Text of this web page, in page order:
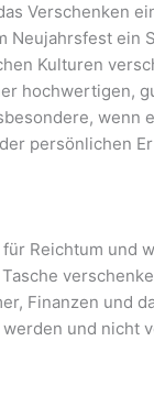
Verschenken
Neujahrsfest ein
Kulturen
hochwertigen,
wenn
persönlichen
Reichtum und
Finanzen und
und nicht